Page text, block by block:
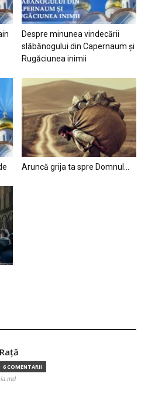
Despre minunea vindecării
slăbănogului din Capernaum și
Rugăciunea inimii
Aruncă grija ta spre Domnul…
6 COMENTARII